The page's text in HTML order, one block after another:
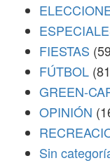
FIESTAS
FÚTBOL
GREEN-
OPINIÓN
Sin